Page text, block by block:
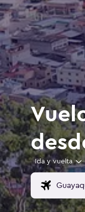
Ida y vuelta